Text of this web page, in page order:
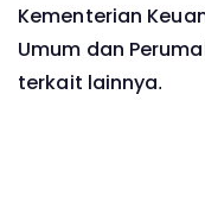
Kementerian
Umum dan
terkait lainnya.